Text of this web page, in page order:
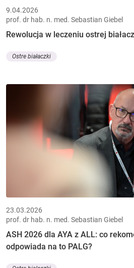
9.04.2026
prof. dr hab. n. med. Sebastian Giebel
Rewolucja w leczeniu ostrej
Ostre białaczki
23.03.2026
prof. dr hab. n. med. Sebastian Giebel
ASH 2026 dla AYA z ALL: co
odpowiada na to PALG?